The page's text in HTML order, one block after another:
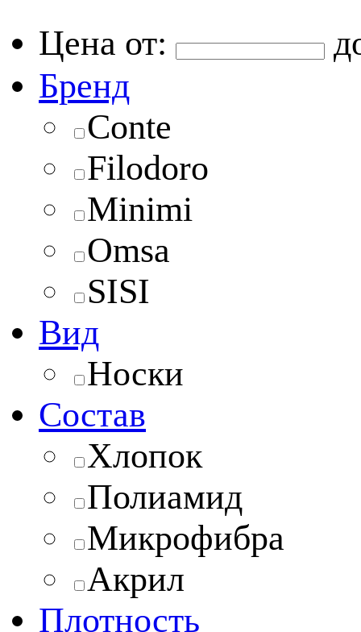
Цена от:
Бренд
Conte
Filodoro
Minimi
Omsa
SISI
Вид
Носки
Состав
Хлопок
Полиамид
Микрофибра
Акрил
Плотность